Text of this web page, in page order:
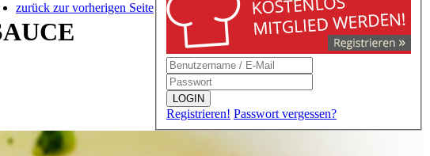
LOGIN
Registrieren! Passwort vergessen?
zurück zur vorherigen Seite